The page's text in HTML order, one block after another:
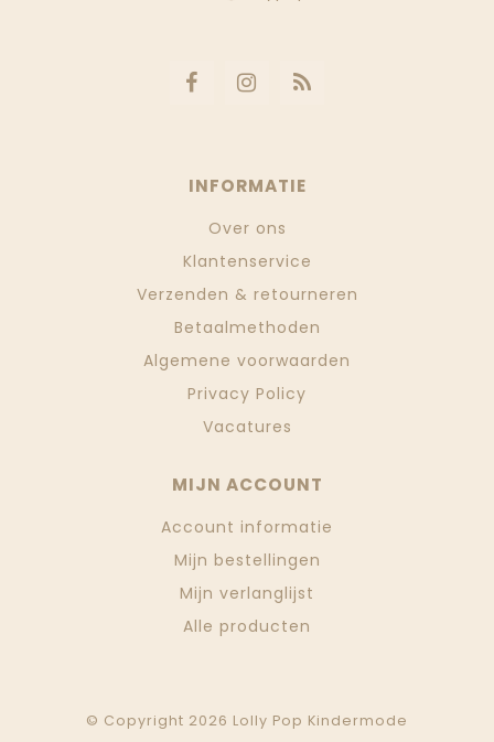
INFORMATIE
Over ons
Klantenservice
Verzenden & retourneren
Betaalmethoden
Algemene voorwaarden
Privacy Policy
Vacatures
MIJN ACCOUNT
Account informatie
Mijn bestellingen
Mijn verlanglijst
Alle producten
© Copyright 2026 Lolly Pop Kindermode